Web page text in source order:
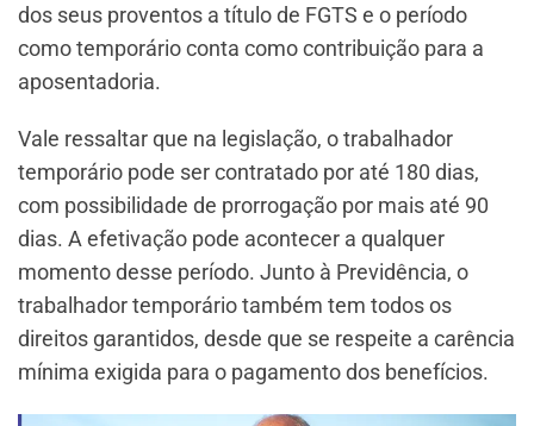
dos seus proventos a título de FGTS e o período
como temporário conta como contribuição para a
aposentadoria.
Vale ressaltar que na legislação, o trabalhador
temporário pode ser contratado por até 180 dias,
com possibilidade de prorrogação por mais até 90
dias. A efetivação pode acontecer a qualquer
momento desse período. Junto à Previdência, o
trabalhador temporário também tem todos os
direitos garantidos, desde que se respeite a carência
mínima exigida para o pagamento dos benefícios.